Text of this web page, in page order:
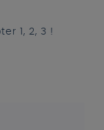
1, 2, 3 !